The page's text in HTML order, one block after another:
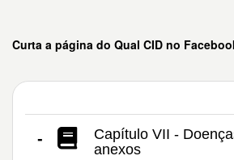
Curta a página do Qual CID no
-
Capítulo VII -
anexos